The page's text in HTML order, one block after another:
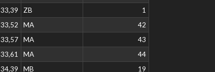
33,39 ZB
1
33,52 MA
42
33,57 MA
43
33,61 MA
44
34,39 MB
19